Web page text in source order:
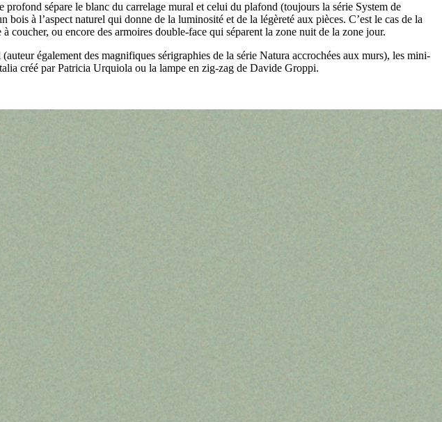
sépare le blanc du carrelage mural et celui du plafond (toujours la série System de
à l’aspect naturel qui donne de la luminosité et de la légèreté aux pièces. C’est le cas de la
coucher, ou encore des armoires double-face qui séparent la zone nuit de la zone jour.
également des magnifiques sérigraphies de la série Natura accrochées aux murs), les mini-
créé par Patricia Urquiola ou la lampe en zig-zag de Davide Groppi.